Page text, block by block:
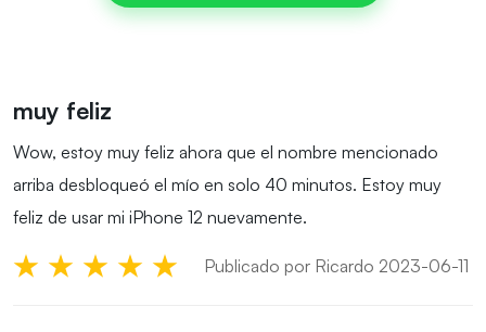
muy feliz
Wow, estoy muy feliz ahora que el nombre mencionado
arriba desbloqueó el mío en solo 40 minutos. Estoy muy
feliz de usar mi iPhone 12 nuevamente.
Publicado por Ricardo 2023-06-11